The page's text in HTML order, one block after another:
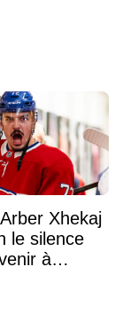
Xhekaj
le silence
à